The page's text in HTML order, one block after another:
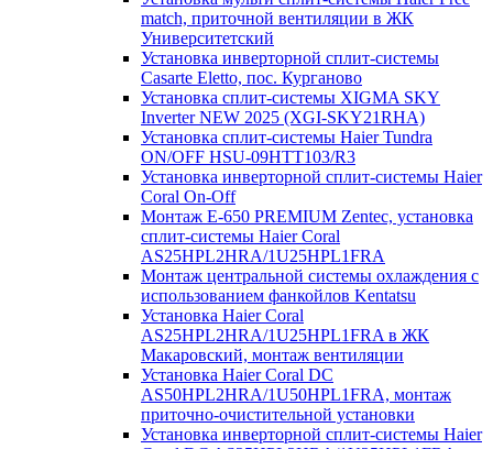
match, приточной вентиляции в ЖК
Университетский
Установка инверторной сплит-системы
Casarte Eletto, пос. Курганово
Установка сплит-системы XIGMA SKY
Inverter NEW 2025 (XGI-SKY21RHA)
Установка сплит-системы Haier Tundra
ON/OFF HSU-09HTT103/R3
Установка инверторной сплит-системы Haier
Coral On-Off
Монтаж E-650 PREMIUM Zentec, установка
сплит-системы Haier Coral
AS25HPL2HRA/1U25HPL1FRA
Монтаж центральной системы охлаждения с
использованием фанкойлов Kentatsu
Установка Haier Coral
AS25HPL2HRA/1U25HPL1FRA в ЖК
Макаровский, монтаж вентиляции
Установка Haier Coral DC
AS50HPL2HRA/1U50HPL1FRA, монтаж
приточно-очистительной установки
Установка инверторной сплит-системы Haier